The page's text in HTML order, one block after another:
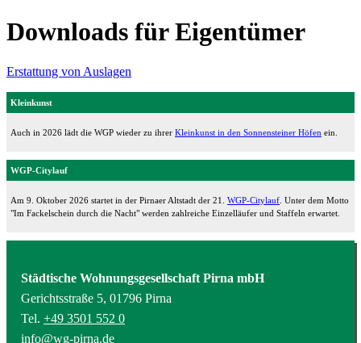
Downloads für Eigentümer
Erstattung von Auslagen
Kleinkunst
Auch in 2026 lädt die WGP wieder zu ihrer Kleinkunst in den Sonnensteiner Höfen ein.
WGP-Citylauf
Am 9. Oktober 2026 startet in der Pirnaer Altstadt der 21. WGP-Citylauf . Unter dem Motto
"Im Fackelschein durch die Nacht" werden zahlreiche Einzelläufer und Staffeln erwartet.
Städtische Wohnungsgesellschaft Pirna mbH
Gerichtsstraße 5, 01796 Pirna
Tel. +49 3501 552 0
info@wg-pirna.de